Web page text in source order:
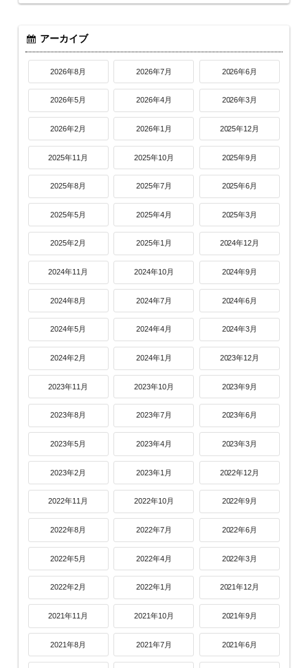
アーカイブ
2026年8月 2026年7月 2026年6月
2026年5月 2026年4月 2026年3月
2026年2月 2026年1月 2025年12月
2025年11月 2025年10月 2025年9月
2025年8月 2025年7月 2025年6月
2025年5月 2025年4月 2025年3月
2025年2月 2025年1月 2024年12月
2024年11月 2024年10月 2024年9月
2024年8月 2024年7月 2024年6月
2024年5月 2024年4月 2024年3月
2024年2月 2024年1月 2023年12月
2023年11月 2023年10月 2023年9月
2023年8月 2023年7月 2023年6月
2023年5月 2023年4月 2023年3月
2023年2月 2023年1月 2022年12月
2022年11月 2022年10月 2022年9月
2022年8月 2022年7月 2022年6月
2022年5月 2022年4月 2022年3月
2022年2月 2022年1月 2021年12月
2021年11月 2021年10月 2021年9月
2021年8月 2021年7月 2021年6月